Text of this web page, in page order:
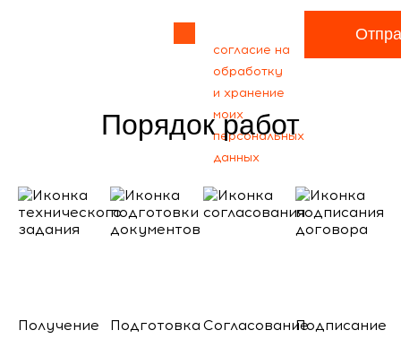
согласие на
обработку
и хранение
моих
персональных
данных
Порядок работ
Получение
Подготовка СогласованиеПодписание